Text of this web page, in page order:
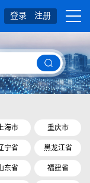
登录 注册
上海市 重庆市
宁省 黑龙江省
东省 福建省